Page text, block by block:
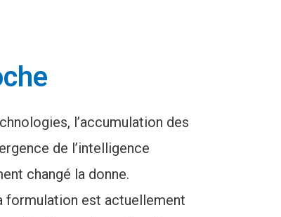
l’accumulation des
de l’intelligence
changé la donne.
formulation est actuellement